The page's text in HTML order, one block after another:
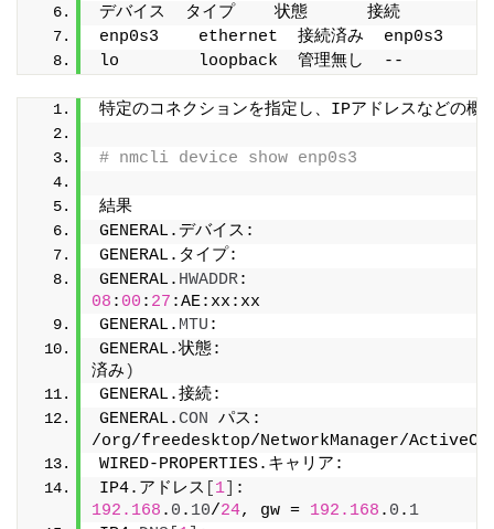
デバイス  タイプ    状態      接続
enp0s3    ethernet  接続済み  enp0s3
lo        loopback  管理無し  --
特定のコネクションを指定し、IPアドレスなどの概
# nmcli device show enp0s3
結果
GENERAL.デバイス:
GENERAL.タイプ:
GENERAL. HWADDR
08 : 00 : 27 :AE:xx:xx
GENERAL. MTU
GENERAL.状態:
済み )
GENERAL.接続:
GENERAL.CON パス:
/org/freedesktop/NetworkManager/
WIRED-PROPERTIES.キャリア:
IP4.アドレス
1
192.168 . 0 . 10/24, gw = 192.168 . 0 . 1